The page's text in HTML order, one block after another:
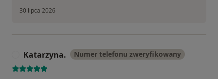
30 lipca 2026
Katarzyna. Numer telefonu zweryfikowany